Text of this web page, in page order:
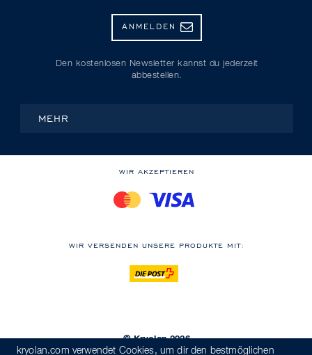
ANMELDEN
Den kostenlosen Newsletter kannst du jederzeit
abbestellen.
MEHR
WIR AKZEPTIEREN
WIR VERSENDEN UNSERE PRODUKTE MIT:
© Kryolan 2026
kryolan.com verwendet Cookies, um dir den bestmöglichen